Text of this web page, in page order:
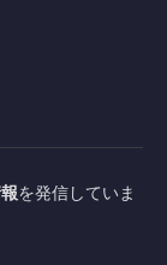
を発信していま